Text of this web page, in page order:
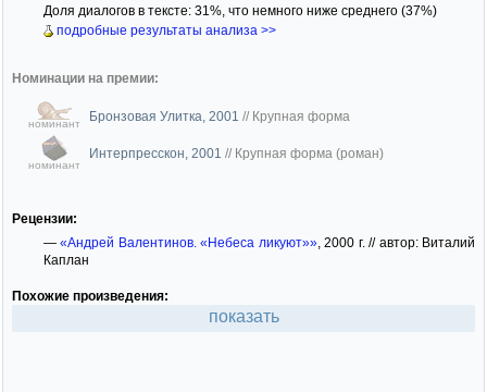
Доля диалогов в тексте: 31%, что немного ниже среднего (37%)
подробные результаты анализа >>
Номинации на премии:
номинант Бронзовая Улитка, 2001 // Крупная форма
номинант
Интерпресскон, 2001 // Крупная форма (роман)
Рецензии:
—«Андрей Валентинов. «Небеса ликуют»», 2000 г. // автор: Виталий
Каплан
Похожие произведения:
показать